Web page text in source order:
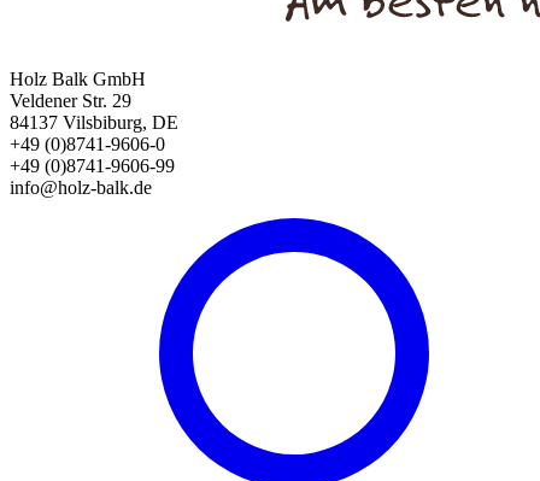
Holz Balk GmbH
Veldener Str. 29
84137 Vilsbiburg, DE
+49 (0)8741-9606-0
+49 (0)8741-9606-99
info@holz-balk.de